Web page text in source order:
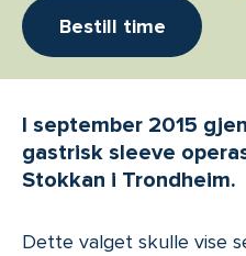
Bestill time
I september 2015
gastrisk sleeve
Stokkan i Trondheim.
Dette valget skulle vise